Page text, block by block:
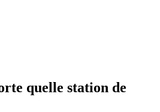
quelle station de